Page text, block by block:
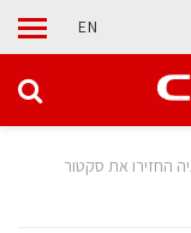
EN
החזירו את סקטור